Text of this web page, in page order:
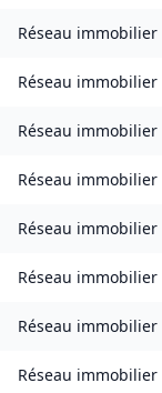
Réseau immobilier
Réseau immobilier
Réseau immobilier
Réseau immobilier
Réseau immobilier
Réseau immobilier
Réseau immobilier
Réseau immobilier